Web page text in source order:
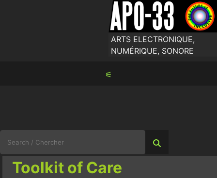
ARTS ELECTRONIQUE,
NUMÉRIQUE, SONORE
⚟
for:
Toolkit of Care